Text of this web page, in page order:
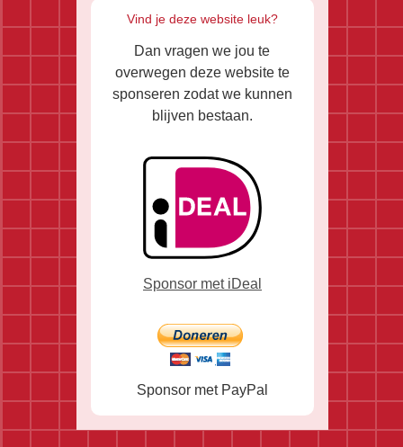
Vind je deze website leuk?
Dan vragen we jou te
overwegen deze website te
sponseren zodat we kunnen
blijven bestaan.
Sponsor met iDeal
Sponsor met PayPal